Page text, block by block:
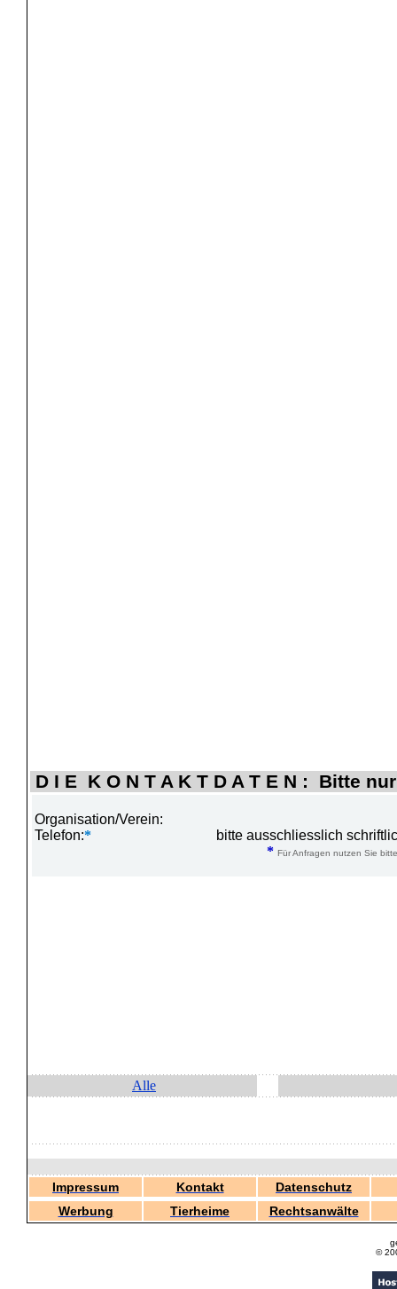
D I E K O N T A K T D A T E N : Bitte
Organisation/Verein:
Telefon:*
bitte ausschliesslich
* Für Anfragen nutzen Sie
Alle
Impressum Kontakt
Datenschutz
Werbung
Tierheime Rechtsanwälte
©